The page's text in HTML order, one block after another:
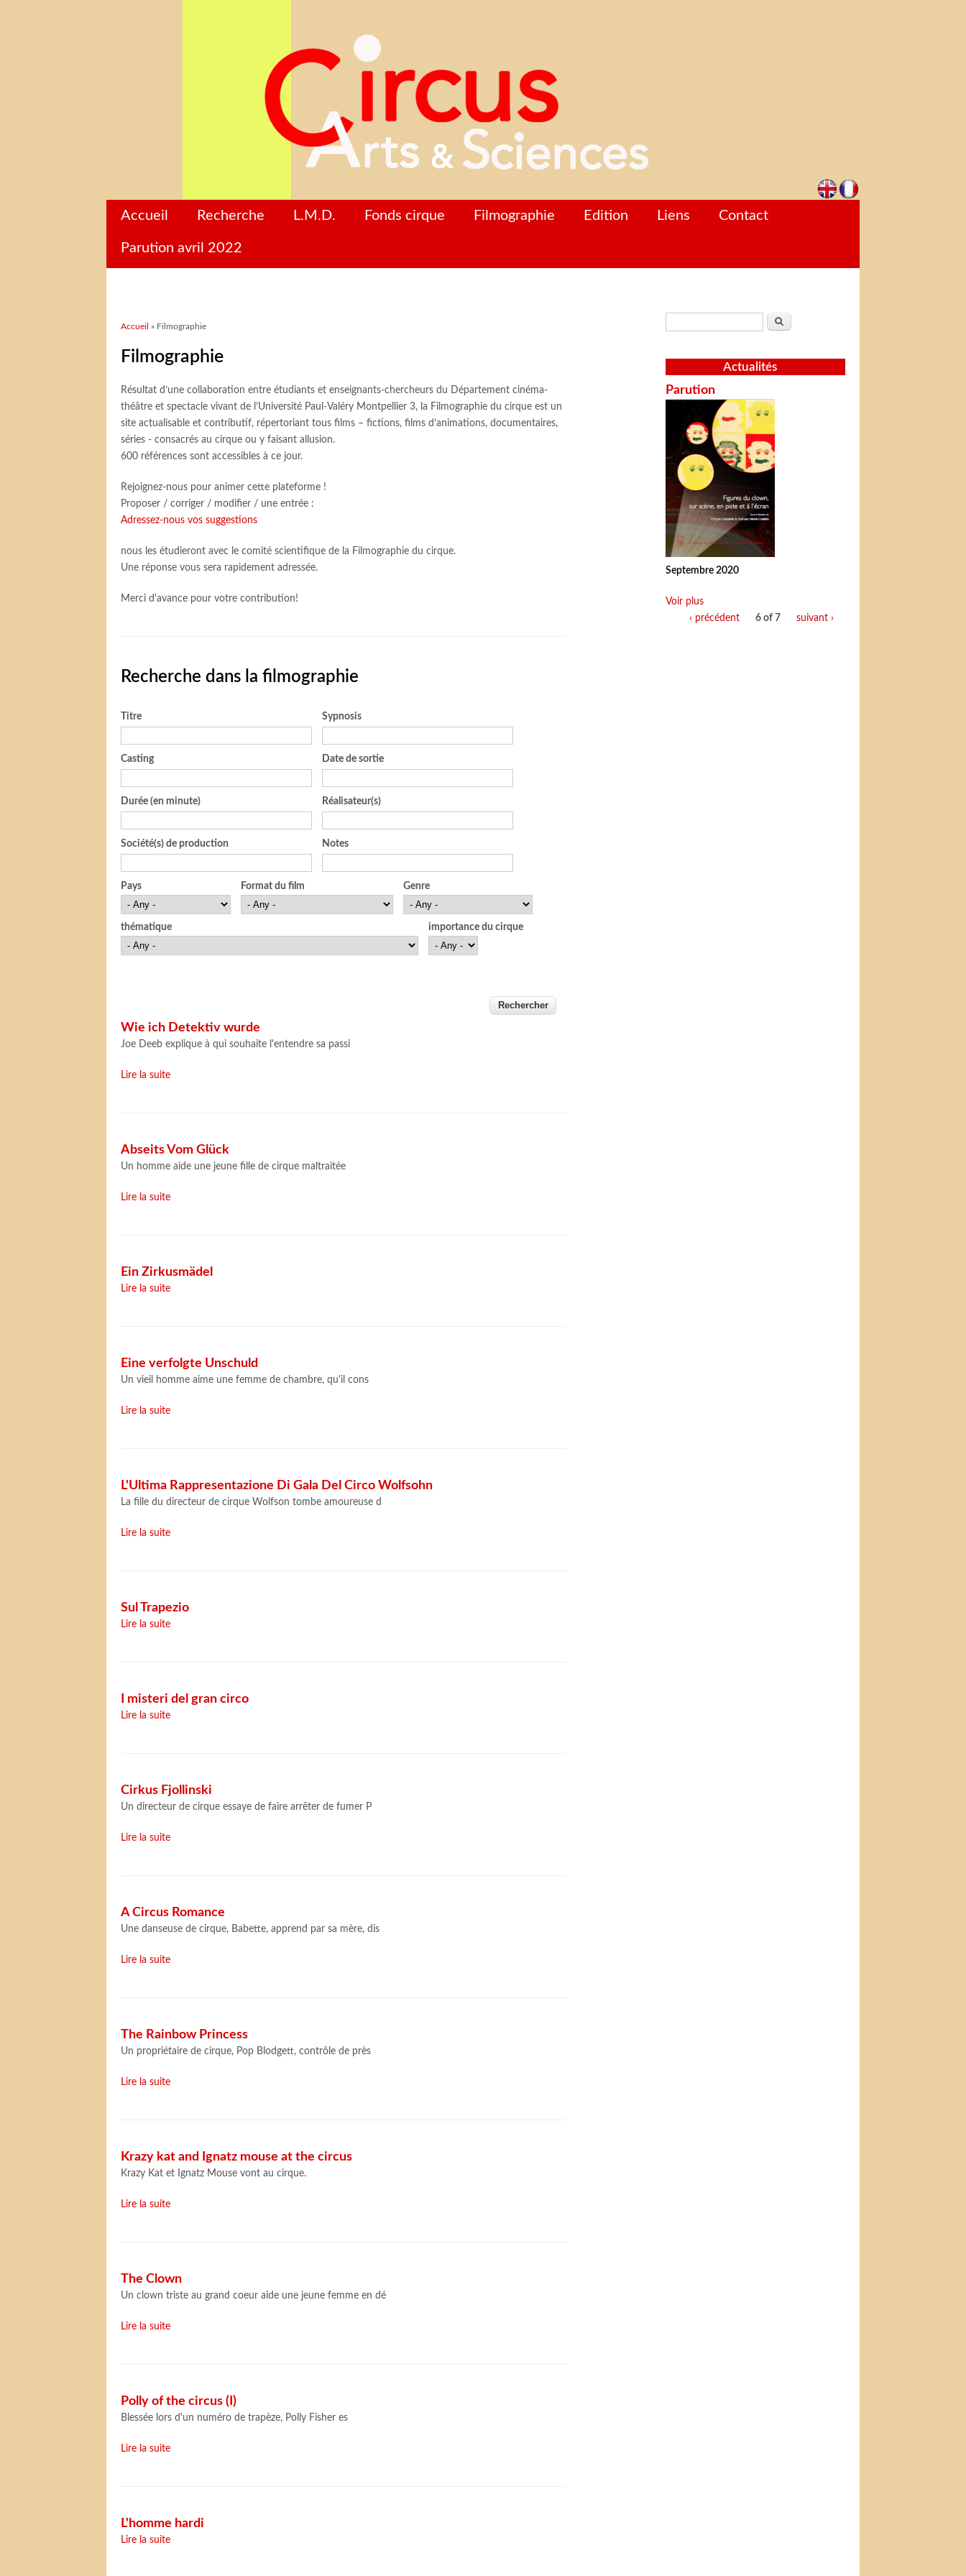
Accueil Recherche L.M.D. Fonds cirque Filmographie Edition Liens Contact
Parution avril 2022
Vous êtes ici
Accueil » Filmographie
Filmographie
Résultat d’une collaboration entre étudiants et enseignants-chercheurs du Département cinéma-
théâtre et spectacle vivant de l’Université Paul-Valéry Montpellier 3, la Filmographie du cirque est un
site actualisable et contributif, répertoriant tous films – fictions, films d’animations, documentaires,
séries - consacrés au cirque ou y faisant allusion.
600 références sont accessibles à ce jour.
Rejoignez-nous pour animer cette plateforme !
Proposer / corriger / modifier / une entrée :
Adressez-nous vos suggestions
nous les étudieront avec le comité scientifique de la Filmographie du cirque.
Une réponse vous sera rapidement adressée.
Merci d'avance pour votre contribution!
Recherche dans la filmographie
Titre Sypnosis
Casting Date de sortie
Durée (en minute) Réalisateur(s)
Société(s) de production Notes
Pays Format du film Genre
thématique importance du cirque
Wie ich Detektiv wurde
Joe Deeb explique à qui souhaite l'entendre sa passi
Lire la suite
Abseits Vom Glück
Un homme aide une jeune fille de cirque maltraitée
Lire la suite
Ein Zirkusmädel
Lire la suite
Eine verfolgte Unschuld
Un vieil homme aime une femme de chambre, qu'il cons
Lire la suite
L'Ultima Rappresentazione Di Gala Del Circo Wolfsohn
La fille du directeur de cirque Wolfson tombe amoureuse d
Lire la suite
Sul Trapezio
Lire la suite
I misteri del gran circo
Lire la suite
Cirkus Fjollinski
Un directeur de cirque essaye de faire arrêter de fumer P
Lire la suite
A Circus Romance
Une danseuse de cirque, Babette, apprend par sa mère, dis
Lire la suite
The Rainbow Princess
Un propriétaire de cirque, Pop Blodgett, contrôle de près
Lire la suite
Krazy kat and Ignatz mouse at the circus
Krazy Kat et Ignatz Mouse vont au cirque.
Lire la suite
The Clown
Un clown triste au grand coeur aide une jeune femme en dé
Lire la suite
Polly of the circus (I)
Blessée lors d'un numéro de trapèze, Polly Fisher es
Lire la suite
L'homme hardi
Lire la suite
Formulaire de recherche
Rechercher
Actualités
Parution
Septembre 2020
Voir plus
‹ précédent
6 of 7 suivant ›